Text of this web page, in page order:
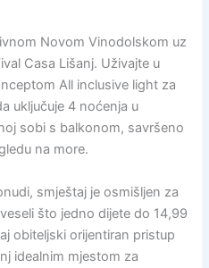
Novom Vinodolskom uz
Casa Lišanj. Uživajte u
All inclusive light za
uključuje 4 noćenja u
sobi s balkonom, savršeno
na more.
smještaj je osmišljen za
što jedno dijete do 14,99
obiteljski orijentiran pristup
idealnim mjestom za